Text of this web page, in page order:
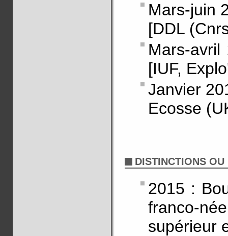
Mars-juin
[DDL
Mars-
[IUF,
Janvier
Ecosse
DISTINCTIONS
2015 :
franco-
supérieur